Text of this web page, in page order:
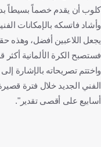
كلوب أن يقدم خصماً بسيطاً
وأشاد فاتسكه بالإمكانات
يجعل اللاعبين أفضل، وهذه
فستصبح الكرة الألمانية أكثر
واختتم تصريحاته بالإشارة
الفني الجديد خلال فترة
أسابيع على أقصى تقدير".